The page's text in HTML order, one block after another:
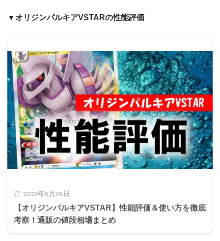
▼オリジンパルキアVSTARの性能評価
2022年5月26日
【オリジンパルキアVSTAR】性能評価＆使い方を徹底
考察！通販の値段相場まとめ